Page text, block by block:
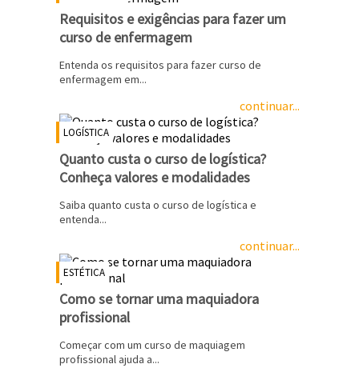
Requisitos e exigências para fazer um
curso de enfermagem
Entenda os requisitos para fazer curso de
enfermagem em...
continuar...
LOGÍSTICA
Quanto custa o curso de logística?
Conheça valores e modalidades
Saiba quanto custa o curso de logística e
entenda...
continuar...
ESTÉTICA
Como se tornar uma maquiadora
profissional
Começar com um curso de maquiagem
profissional ajuda a...